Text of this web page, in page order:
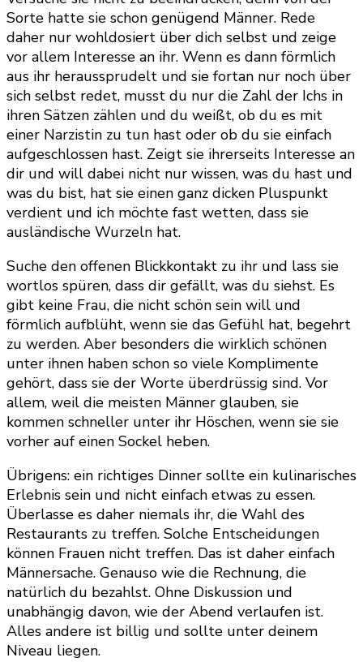
Sorte hatte sie schon genügend Männer. Rede
daher nur wohldosiert über dich selbst und zeige
vor allem Interesse an ihr. Wenn es dann förmlich
aus ihr heraussprudelt und sie fortan nur noch über
sich selbst redet, musst du nur die Zahl der Ichs in
ihren Sätzen zählen und du weißt, ob du es mit
einer Narzistin zu tun hast oder ob du sie einfach
aufgeschlossen hast. Zeigt sie ihrerseits Interesse an
dir und will dabei nicht nur wissen, was du hast und
was du bist, hat sie einen ganz dicken Pluspunkt
verdient und ich möchte fast wetten, dass sie
ausländische Wurzeln hat.
Suche den offenen Blickkontakt zu ihr und lass sie
wortlos spüren, dass dir gefällt, was du siehst. Es
gibt keine Frau, die nicht schön sein will und
förmlich aufblüht, wenn sie das Gefühl hat, begehrt
zu werden. Aber besonders die wirklich schönen
unter ihnen haben schon so viele Komplimente
gehört, dass sie der Worte überdrüssig sind. Vor
allem, weil die meisten Männer glauben, sie
kommen schneller unter ihr Höschen, wenn sie sie
vorher auf einen Sockel heben.
Übrigens: ein richtiges Dinner sollte ein kulinarisches
Erlebnis sein und nicht einfach etwas zu essen.
Überlasse es daher niemals ihr, die Wahl des
Restaurants zu treffen. Solche Entscheidungen
können Frauen nicht treffen. Das ist daher einfach
Männersache. Genauso wie die Rechnung, die
natürlich du bezahlst. Ohne Diskussion und
unabhängig davon, wie der Abend verlaufen ist.
Alles andere ist billig und sollte unter deinem
Niveau liegen.